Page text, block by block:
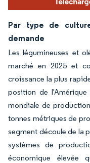
Par type de
demande
Les légumineuses et
marché en 2025 et
croissance la plus
position de
mondiale de
tonnes métriques de
segment découle de la
systèmes de
économique élevée